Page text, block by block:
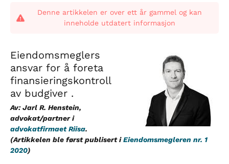
Denne artikkelen er over ett år gammel og kan
inneholde utdatert informasjon
Eiendomsmeglers
ansvar for å foreta
finansieringskontroll
av budgiver .
Av: Jarl R. Henstein,
advokat/partner i
advokatfirmaet Riisa.
(Artikkelen ble først publisert iEiendomsmegleren nr. 1
2020)